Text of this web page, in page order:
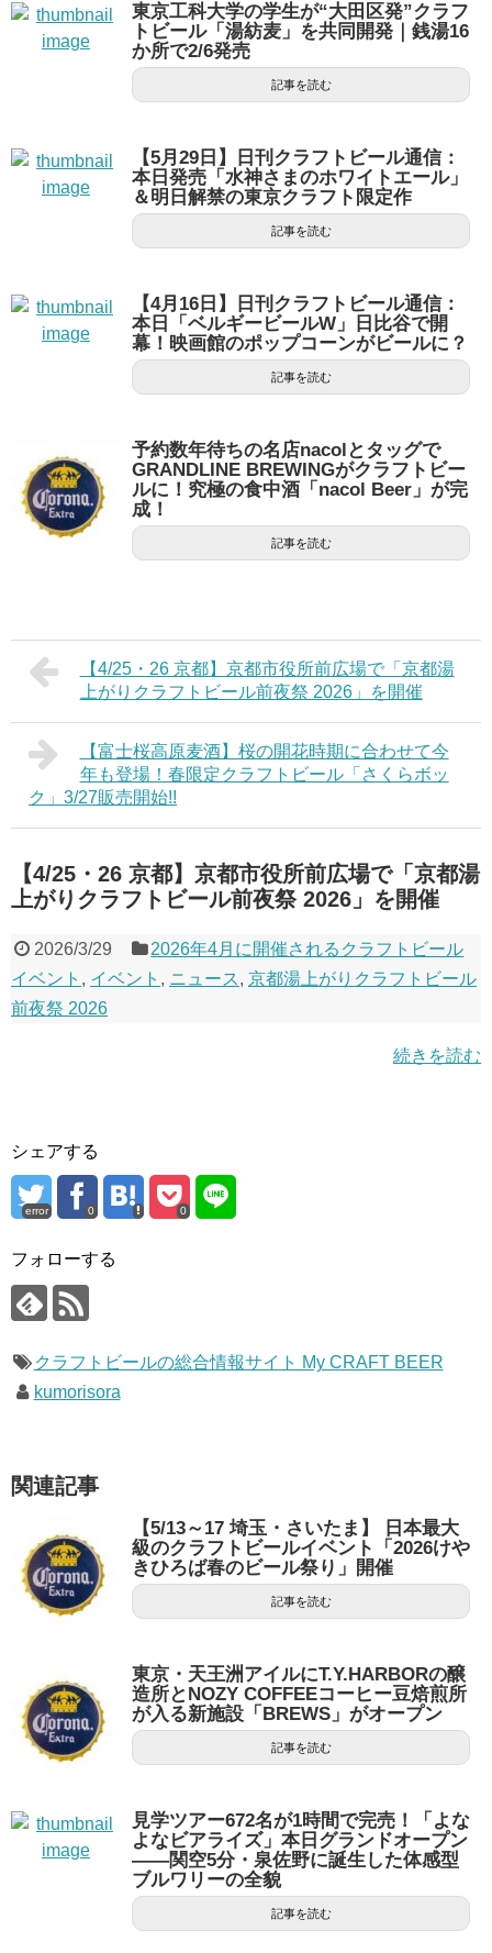
東京工科大学の学生が“大田区発”クラフ
トビール「湯紡麦」を共同開発｜銭湯16
か所で2/6発売
記事を読む
【5月29日】日刊クラフトビール通信：
本日発売「水神さまのホワイトエール」
＆明日解禁の東京クラフト限定作
記事を読む
【4月16日】日刊クラフトビール通信：
本日「ベルギービールW」日比谷で開
幕！映画館のポップコーンがビールに？
記事を読む
予約数年待ちの名店nacolとタッグで
GRANDLINE BREWINGがクラフトビー
ルに！究極の食中酒「nacol Beer」が完
成！
記事を読む
【4/25・26 京都】京都市役所前広場で「京都湯
上がりクラフトビール前夜祭 2026」を開催
【富士桜高原麦酒】桜の開花時期に合わせて今
年も登場！春限定クラフトビール「さくらボッ
ク」3/27販売開始!!
【4/25・26 京都】京都市役所前広場で「京都湯
上がりクラフトビール前夜祭 2026」を開催
2026/3/29
2026年4月に開催されるクラフトビール
イベント , イベント , ニュース, 京都湯上がりクラフトビール
前夜祭 2026
続きを読む
シェアする
error 0 0
フォローする
クラフトビールの総合情報サイト My CRAFT BEER
kumorisora
関連記事
【5/13～17 埼玉・さいたま】 日本最大
級のクラフトビールイベント「2026けや
きひろば春のビール祭り」開催
記事を読む
東京・天王洲アイルにT.Y.HARBORの醸
造所とNOZY COFFEEコーヒー豆焙煎所
が入る新施設「BREWS」がオープン
記事を読む
見学ツアー672名が1時間で完売！「よな
よなビアライズ」本日グランドオープン
——関空5分・泉佐野に誕生した体感型
ブルワリーの全貌
記事を読む